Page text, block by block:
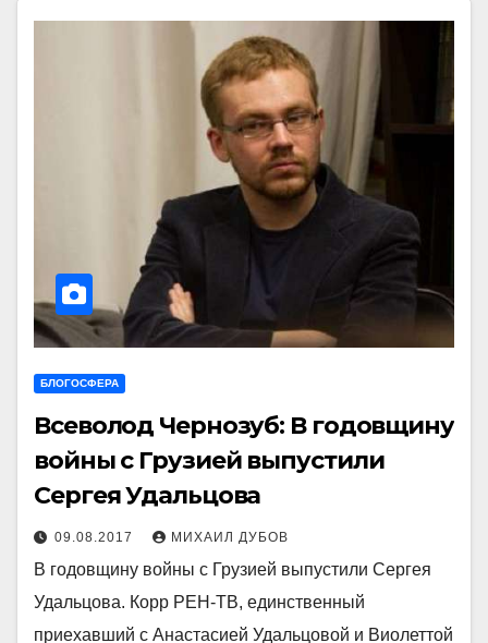
БЛОГОСФЕРА
Всеволод Чернозуб: В годовщину
войны с Грузией выпустили
Сергея Удальцова
09.08.2017 МИХАИЛ ДУБОВ
В годовщину войны с Грузией выпустили Сергея
Удальцова. Корр РЕН-ТВ, единственный
приехавший с Анастасией Удальцовой и Виолеттой